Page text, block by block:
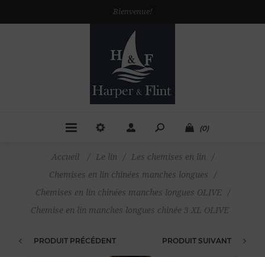
Bienvenue!
(0)
Accueil / Le lin / Les chemises en lin
/
Chemises en lin chinées manches longues
/
Chemises en lin chinées manches longues OLIVE
/
Chemise en lin manches longues chinée 3 XL OLIVE
PRODUIT PRÉCÉDENT PRODUIT SUIVANT